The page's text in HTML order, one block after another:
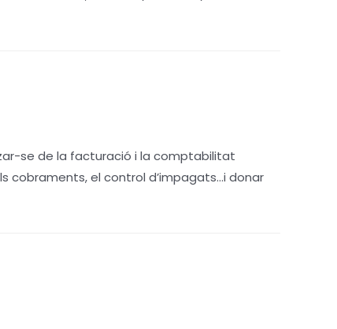
se de la facturació i la comptabilitat
el control d’impagats…i donar